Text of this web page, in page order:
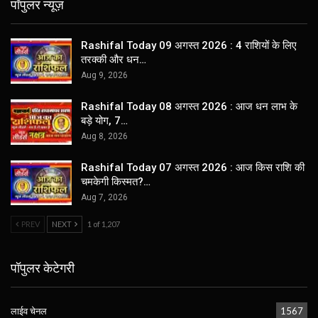
पॉपुलर न्यूज़
Rashifal Today 09 अगस्त 2026 : 4 राशियों के लिए
तरक्की और धन…
Aug 9, 2026
Rashifal Today 08 अगस्त 2026 : आज धन लाभ के
बड़े योग, 7…
Aug 8, 2026
Rashifal Today 07 अगस्त 2026 : आज किस राशि की
चमकेगी किस्मत?…
Aug 7, 2026
PREV NEXT 1 of 1,207
पॉपुलर केटेगरी
लाईव चेनल 1567